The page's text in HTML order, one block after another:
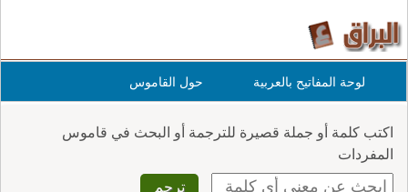
لوحة المفاتيح بالعربية حول القاموس
اكتب كلمة أو جملة قصيرة للترجمة أو البحث في قاموس
المفردات